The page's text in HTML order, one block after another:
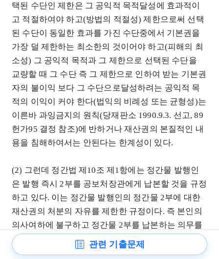
택된 수단인 제한은 그 공익적 목적달성에 효과적이
고 적절하여야 하고(방법의 적절성) 제한으로써 선택
된 수단이 동일한 효과를 가진 수단중에서 기본권을
가장 덜 제한하는 최소한의 것이어야 하고(피해의 최
소성) 그 공익적 목적과 그 제한으로 선택된 수단을
교량할 때 그 수단 즉 그 제한으로 인하여 받는 기본권
자의 불이익 보다 그 수단으로달성하려는 공익적 목
적의 이익이 커야 한다(법익의 비례성 또는 균형성)는
이른바 과잉금지의 원칙(당재판소 1990.9.3. 선고, 89
헌가95 결정 참조)에 반하거나 재산권의 본질적인 내
용을 침해하여서는 안된다는 한계성이 있다.
(2) 그런데 정간법 제10조 제1항에는 정간물 발행인
은 발행 즉시 2부를 공보처장관에게 납본할 것을 규정
하고 있다. 이는 정간물 발행인의 정간물 2부에 대한
재산권의 처분의 자유를 제한한 규정이다. 즉 본인의
의사여하에 불구하고 정간물 2부를 납본하는 의무를
부과하는 제한을 가한 것이다. 그러므로 이 정간물 2
부의 납본이라는 재산권의 제한-처분의 자유의 제한-
관련 기출문제